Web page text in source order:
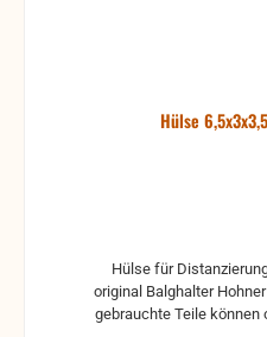
Hülse
original Balghalter Hohner Z. B. bei Hohner Student
gebrauchte Teile